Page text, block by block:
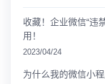
收藏！企业微信“违
用！
2023/04/24
为什么我的微信小